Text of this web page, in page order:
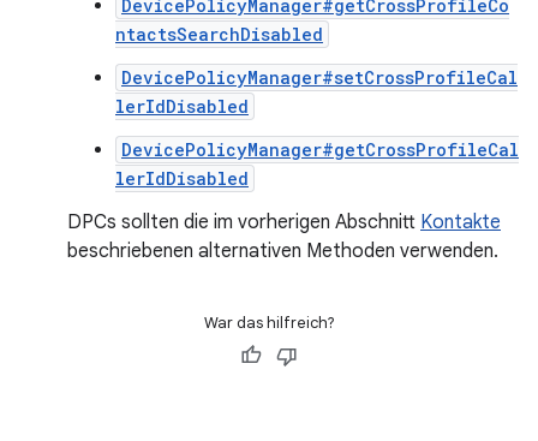
DevicePolicyManager#getCrossProfileCo
ntactsSearchDisabled
DevicePolicyManager#setCrossProfileCal
lerIdDisabled
DevicePolicyManager#getCrossProfileCal
lerIdDisabled
DPCs sollten die im vorherigen Abschnitt Kontakte
beschriebenen alternativen Methoden verwenden.
War das hilfreich?